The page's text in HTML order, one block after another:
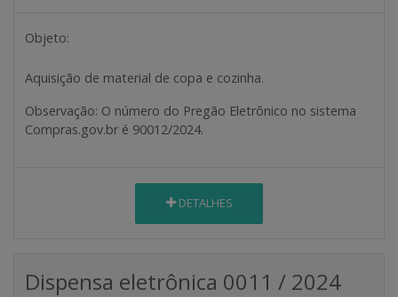
Objeto:
Aquisição de material de copa e cozinha.
Observação: O número do Pregão Eletrônico no sistema
Compras.gov.br é 90012/2024.
DETALHES
Dispensa eletrônica 0011 / 2024